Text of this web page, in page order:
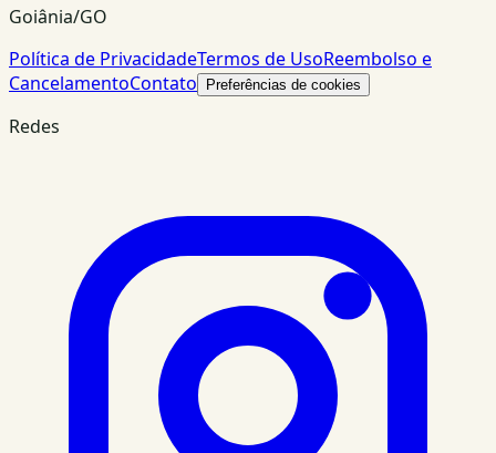
Goiânia/GO
Política de PrivacidadeTermos de UsoReembolso e
CancelamentoContato Preferências de cookies
Redes